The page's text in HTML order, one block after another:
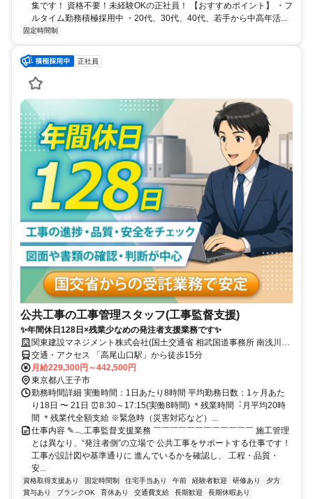
集です！ 資格不要！未経験OKの正社員！ 【おすすめポイント】 ・フ
ルタイム勤務積極採用中 ・20代、30代、40代、若手から中高年活...
固定時間制
正社員
公共工事の工事管理スタッフ(工事監督支援)
✨年間休日128日×残業少なめの発注者支援業務です✨
関東建設マネジメント株式会社(国⼟交通省 相武国道事務所 南浅川監
督官詰所)
交通・アクセス 「高尾山口駅」から徒歩15分
月給229,300円～442,500円
東京都八王子市
勤務時間詳細 実働時間：1日あたり8時間 平均勤務日数：1ヶ月あた
り18日 〜 21日 ⏰8:30～17:15(実働8時間) ＊残業時間︓⽉平均20時
間 ＊残業代全額支給 ※緊急時（災害対応など）...
仕事内容 ✎𓂃工事監督支援業務 ￣￣￣￣￣￣￣￣￣￣￣￣ 施工管理
とは異なり、“発注者側”の立場で 公共工事をサポートする仕事です！
工事が設計図や基準通りに 進んでいるかを確認し、 工程・品質・
安...
資格取得支援あり 固定時間制 住宅手当あり 午前 経験者歓迎 研修あり
夕方
賞与あり
ブランクOK 育休あり 交通費支給 長期歓迎 長期休暇あり